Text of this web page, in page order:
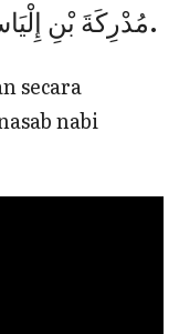
مُدْرِكَةَ بْنِ إِلْيَاسَ بْنِ مُضَرَ بْنِ نِزَارَ بْنِ مَعَدَّ بْنِ عَدْنَانَ.
secara
nabi